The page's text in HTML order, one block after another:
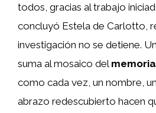
todos, gracias al trabajo
concluyó Estela de Carlotto,
investigación no se detiene.
suma al mosaico del memoria
como cada vez, un nombre,
abrazo redescubierto hacen